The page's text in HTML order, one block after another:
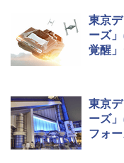
東京
ーズ
覚醒
東京
ーズ
フォ